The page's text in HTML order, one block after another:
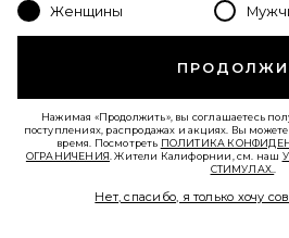
ПЛАТЬЕ ROMY
AFRM
Женщины
Нажимая «Продолжить», вы соглашаетесь
поступлениях, распродажах и акциях. Вы
время. Посмотреть ПОЛИТИКА
ОГРАНИЧЕНИЯ . Жители Калифорнии, см. наш
СТИМУЛАХ.
Нет, спасибо, я только хочу